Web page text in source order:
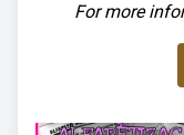
For more